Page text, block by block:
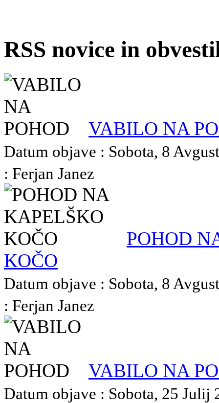
RSS novice in
VABILO NA
Datum objave : Sobota, 8
: Ferjan Janez
POHOD
KOČO
Datum objave : Sobota, 8
: Ferjan Janez
VABILO NA
Datum objave : Sobota, 25 Julij